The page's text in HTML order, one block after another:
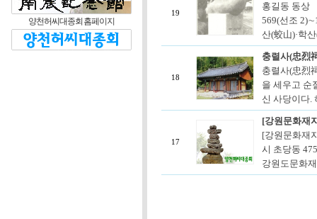
양천허씨대종회 홈페이지
19
홍길동 동상
569(선조
산(蛟山)·학
18
충렬사(忠烈
충렬사(忠烈
을 세우고 순
신 사당이다.
17
[강원문화재
[강원문화재
시 초당동
강원도문화